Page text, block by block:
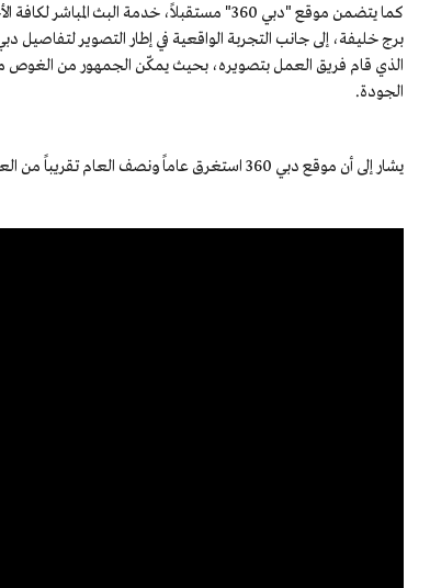
كما يتضمن موقع "دبي 360" مستقبلاً، خدمة
برج خليفة، إلى جانب التجربة الواقعية في إطار التصوير
الجودة.
يشار إلى أن موقع دبي 360 استغرق عاماً ونصف العام تقريباً من العمل على تصوير دبي بالتقنية الجديدة، وهو متوفر باللغتين العربية والإنكليزية.